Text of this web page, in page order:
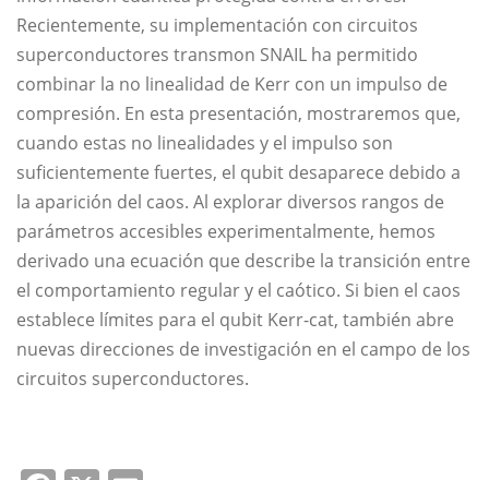
Recientemente, su implementación con circuitos
superconductores transmon SNAIL ha permitido
combinar la no linealidad de Kerr con un impulso de
compresión. En esta presentación, mostraremos que,
cuando estas no linealidades y el impulso son
suficientemente fuertes, el qubit desaparece debido a
la aparición del caos. Al explorar diversos rangos de
parámetros accesibles experimentalmente, hemos
derivado una ecuación que describe la transición entre
el comportamiento regular y el caótico. Si bien el caos
establece límites para el qubit Kerr-cat, también abre
nuevas direcciones de investigación en el campo de los
circuitos superconductores.